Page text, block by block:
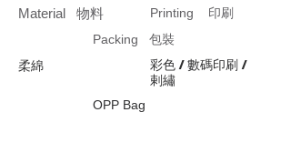
Material 物料
Printing 印刷
Packing 包裝
柔綿
彩色 / 數碼印刷 /
剌繡
OPP Bag